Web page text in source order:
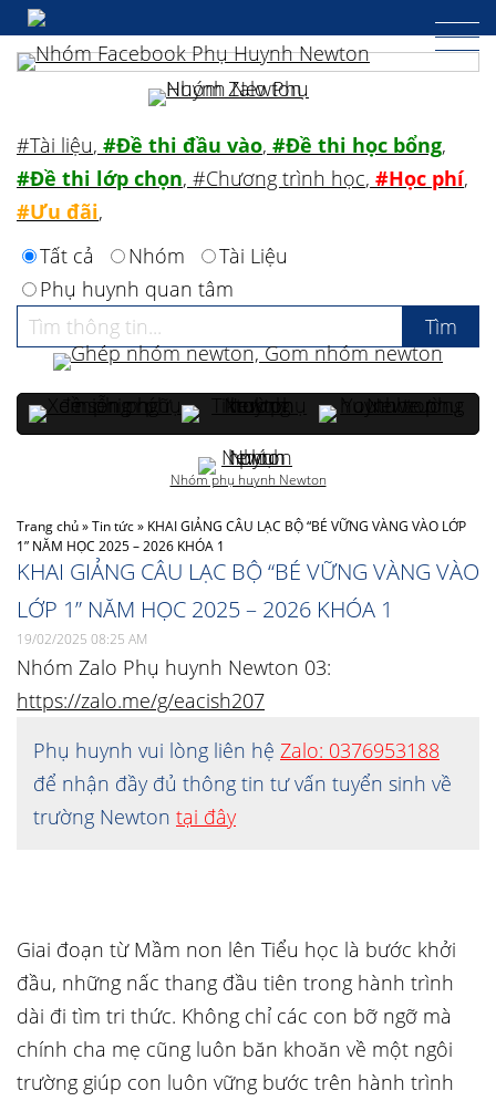
Trang chủ»Tin tức» KHAI GIẢNG CÂU LẠC BỘ “BÉ VỮNG VÀNG VÀO LỚP
1” NĂM HỌC 2025 – 2026 KHÓA 1
KHAI GIẢNG CÂU LẠC BỘ “BÉ VỮNG VÀNG VÀO
LỚP 1” NĂM HỌC 2025 – 2026 KHÓA 1
19/02/2025 08:25 AM
Nhóm Zalo Phụ huynh Newton 03:
https://zalo.me/g/eacish207
Phụ huynh vui lòng liên hệ Zalo: 0376953188
để nhận đầy đủ thông tin tư vấn tuyển sinh về
trường Newton tại đây
Giai đoạn từ Mầm non lên Tiểu học là bước khởi
đầu, những nấc thang đầu tiên trong hành trình
dài đi tìm tri thức. Không chỉ các con bỡ ngỡ mà
chính cha mẹ cũng luôn băn khoăn về một ngôi
trường giúp con luôn vững bước trên hành trình
#Tài liệu, #Đề thi đầu vào, #Đề thi học bổng,
#Đề thi lớp chọn, #Chương trình học, #Học phí,
#Ưu đãi,
Tất cả
Nhóm
Tài Liệu
Phụ huynh quan tâm
Nhóm phụ huynh Newton